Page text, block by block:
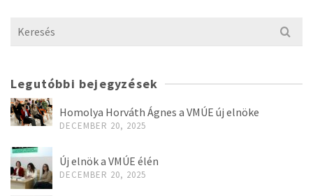
Search
for:
Legutóbbi bejegyzések
Homolya Horváth Ágnes a VMÚE új elnöke
DECEMBER 20, 2025
Új elnök a VMÚE élén
DECEMBER 20, 2025